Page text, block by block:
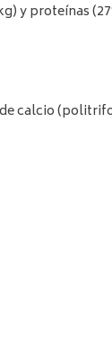
y proteínas
calcio